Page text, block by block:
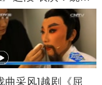
等
曲采风]越剧《屈